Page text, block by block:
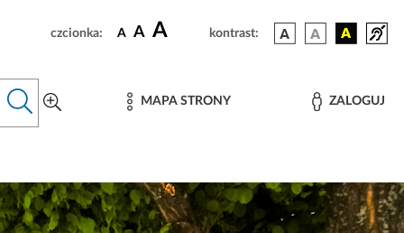
czcionka: A A A kontrast:
MAPA STRONY ZALOGUJ